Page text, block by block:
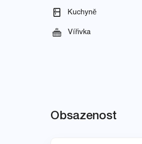
Kuchyně
Vířivka
Obsazenost